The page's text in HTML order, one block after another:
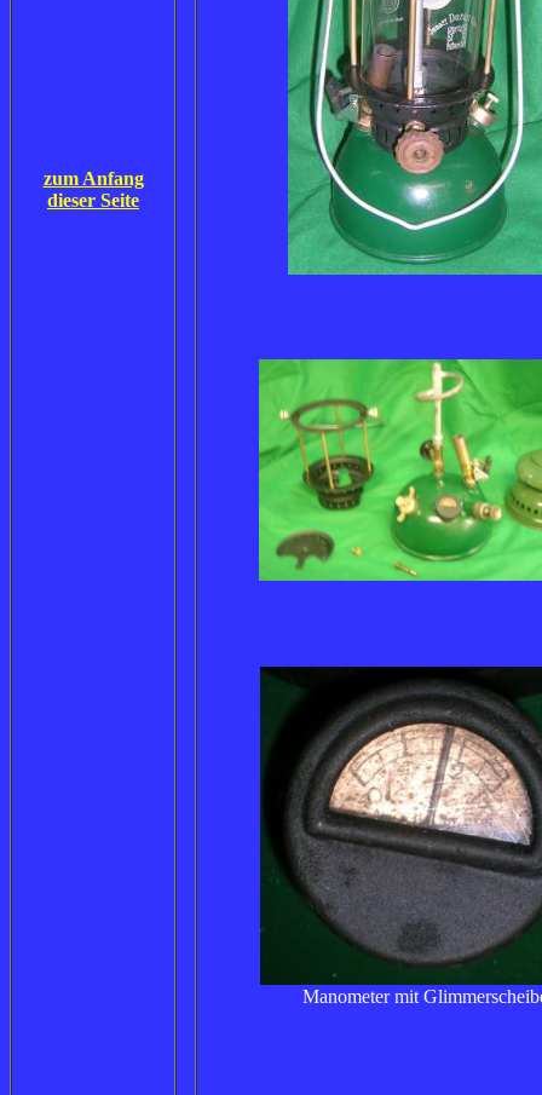
zum Anfang
dieser Seite
Manometer mit